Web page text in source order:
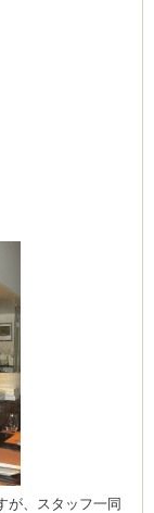
が、スタッフ一同